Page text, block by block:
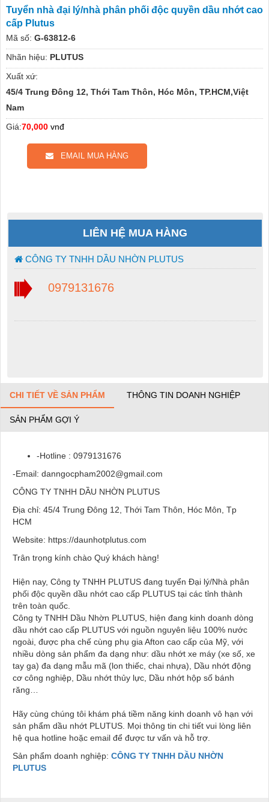
Tuyển nhà đại lý/nhà phân phối độc quyền dầu nhớt cao
cấp Plutus
Mã số: G-63812-6
Nhãn hiệu: PLUTUS
Xuất xứ:
45/4 Trung Đông 12, Thới Tam Thôn, Hóc Môn, TP.HCM,Việt
Nam
Giá:70,000 vnđ
EMAIL MUA HÀNG
LIÊN HỆ MUA HÀNG
CÔNG TY TNHH DẦU NHỜN PLUTUS
0979131676
CHI TIẾT VỀ SẢN PHẨM THÔNG TIN DOANH NGHIỆP
SẢN PHẨM GỢI Ý
-Hotline : 0979131676
-Email: danngocpham2002@gmail.com
CÔNG TY TNHH DẦU NHỜN PLUTUS
Địa chỉ: 45/4 Trung Đông 12, Thới Tam Thôn, Hóc Môn, Tp
HCM
Website: https://daunhotplutus.com
Trân trọng kính chào Quý khách hàng!
Hiện nay, Công ty TNHH PLUTUS đang tuyển Đại lý/Nhà phân
phối độc quyền dầu nhớt cao cấp PLUTUS tại các tỉnh thành
trên toàn quốc.
Công ty TNHH Dầu Nhờn PLUTUS, hiện đang kinh doanh dòng
dầu nhớt cao cấp PLUTUS với nguồn nguyên liệu 100% nước
ngoài, được pha chế cùng phụ gia Afton cao cấp của Mỹ, với
nhiều dòng sản phẩm đa dạng như: dầu nhớt xe máy (xe số, xe
tay ga) đa dạng mẫu mã (lon thiếc, chai nhựa), Dầu nhớt động
cơ công nghiệp, Dầu nhớt thủy lực, Dầu nhớt hộp số bánh
răng…
Hãy cùng chúng tôi khám phá tiềm năng kinh doanh vô hạn với
sản phẩm dầu nhớt PLUTUS. Mọi thông tin chi tiết vui lòng liên
hệ qua hotline hoặc email để được tư vấn và hỗ trợ.
Sản phẩm doanh nghiệp: CÔNG TY TNHH DẦU NHỜN
PLUTUS